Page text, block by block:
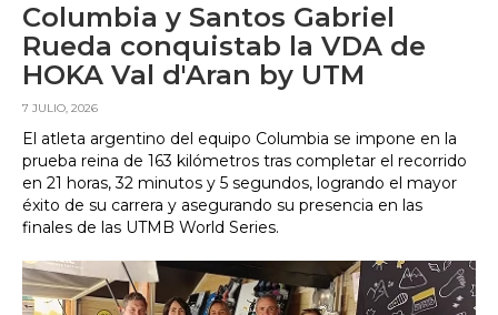
Columbia y Santos Gabriel
Rueda conquistab la VDA de
HOKA Val d'Aran by UTM
7 JULIO, 2026
El atleta argentino del equipo Columbia se impone en la
prueba reina de 163 kilómetros tras completar el recorrido
en 21 horas, 32 minutos y 5 segundos, logrando el mayor
éxito de su carrera y asegurando su presencia en las
finales de las UTMB World Series.